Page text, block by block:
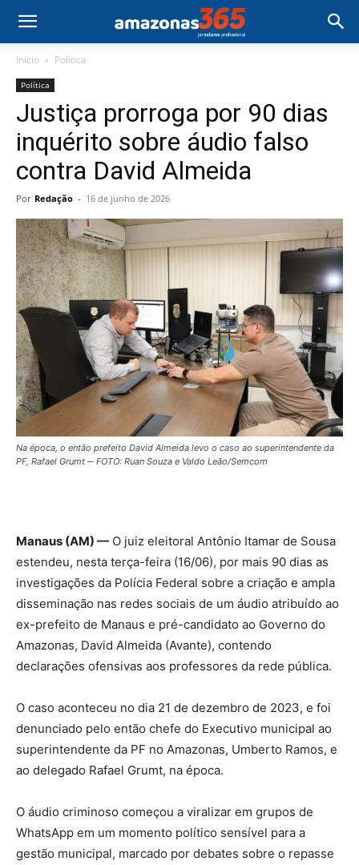
Início Política
Política
Justiça prorroga por 90 dias
inquérito sobre áudio falso
contra David Almeida
Por Redação - 16 de junho de 2026
Na época, o então prefeito David Almeida levo o caso ao superintendente da
PF, Rafael Grumt ─ FOTO: Ruan Souza e Valdo Leão/Semcom
Manaus (AM) — O juiz eleitoral Antônio Itamar de Sousa
estendeu, nesta terça-feira (16/06), por mais 90 dias as
investigações da Polícia Federal sobre a criação e ampla
disseminação nas redes sociais de um áudio atribuído ao
ex-prefeito de Manaus e pré-candidato ao Governo do
Amazonas, David Almeida (Avante), contendo
declarações ofensivas aos professores da rede pública.
O caso aconteceu no dia 21 de dezembro de 2023, e foi
denunciado pelo então chefe do Executivo municipal ao
superintendente da PF no Amazonas, Umberto Ramos, e
ao delegado Rafael Grumt, na época.
O áudio criminoso começou a viralizar em grupos de
WhatsApp em um momento político sensível para a
gestão municipal, marcado por debates sobre o repasse